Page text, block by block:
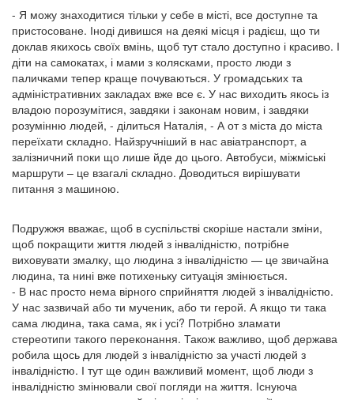
- Я можу знаходитися тільки у себе в місті, все доступне та
пристосоване. Іноді дивишся на деякі місця і радієш, що ти
доклав якихось своїх вмінь, щоб тут стало доступно і красиво. І
діти на самокатах, і мами з колясками, просто люди з
паличками тепер краще почуваються. У громадських та
адміністративних закладах вже все є. У нас виходить якось із
владою порозумітися, завдяки і законам новим, і завдяки
розумінню людей, - ділиться Наталія, - А от з міста до міста
переїхати складно. Найзручніший в нас авіатранспорт, а
залізничний поки що лише йде до цього. Автобуси, міжміські
маршрути – це взагалі складно. Доводиться вирішувати
питання з машиною.
Подружжя вважає, щоб в суспільстві скоріше настали зміни,
щоб покращити життя людей з інвалідністю, потрібне
виховувати змалку, що людина з інвалідністю — це звичайна
людина, та нині вже потихеньку ситуація змінюється.
- В нас просто нема вірного сприйняття людей з інвалідністю.
У нас зазвичай або ти мученик, або ти герой. А якщо ти така
сама людина, така сама, як і усі? Потрібно зламати
стереотипи такого переконання. Також важливо, щоб держава
робила щось для людей з інвалідністю за участі людей з
інвалідністю. І тут ще один важливий момент, щоб люди з
інвалідністю змінювали свої погляди на життя. Існуюча